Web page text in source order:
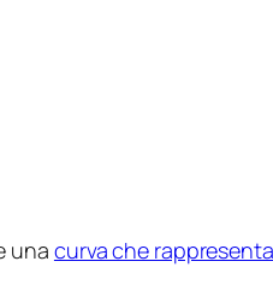
una curva che